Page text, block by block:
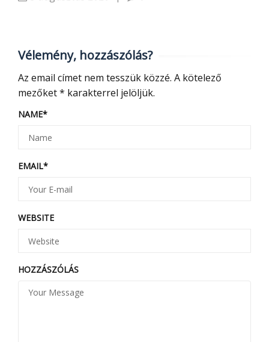
Vélemény, hozzászólás?
Az email címet nem tesszük közzé. A kötelező
mezőket* karakterrel jelöljük.
NAME*
EMAIL*
WEBSITE
HOZZÁSZÓLÁS